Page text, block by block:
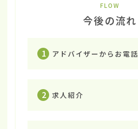
FLOW
今後の流れ
1 アドバイザーからお電話
2 求人紹介